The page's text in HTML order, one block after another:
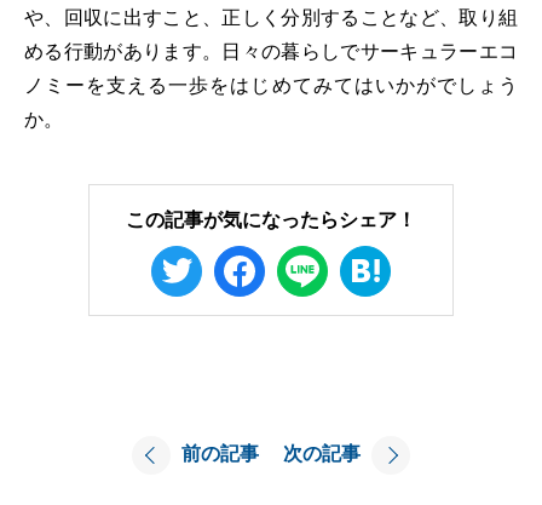
や、回収に出すこと、正しく分別することなど、取り組
める行動があります。日々の暮らしでサーキュラーエコ
ノミーを支える一歩をはじめてみてはいかがでしょう
か。
この記事が気になったらシェア！
前の記事 次の記事